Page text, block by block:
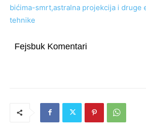
bićima-smrt,astralna projekcija i druge
tehnike
Fejsbuk Komentari